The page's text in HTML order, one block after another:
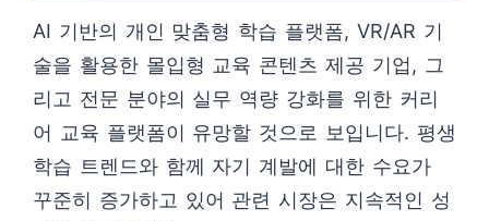
AI 기반의 개인 맞춤형 학습 플랫폼, VR/AR 기
술을 활용한 몰입형 교육 콘텐츠 제공 기업, 그
리고 전문 분야의 실무 역량 강화를 위한 커리
어 교육 플랫폼이 유망할 것으로 보입니다. 평생
학습 트렌드와 함께 자기 계발에 대한 수요가
꾸준히 증가하고 있어 관련 시장은 지속적인 성